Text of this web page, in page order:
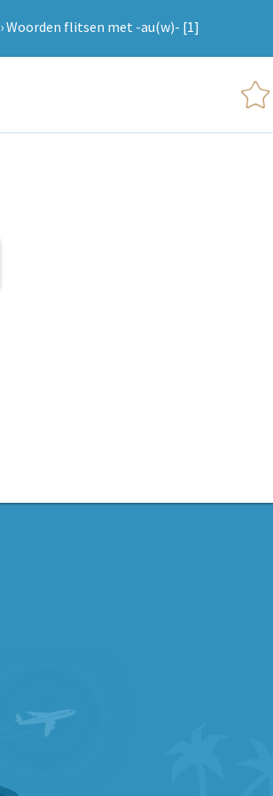
›Woorden flitsen met -au(w)- [1]